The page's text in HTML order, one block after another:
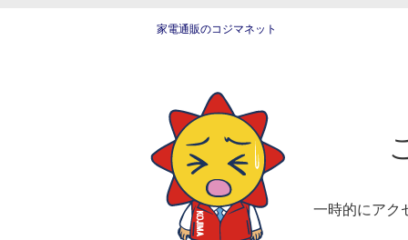
家電通販のコジマネット
一時的にアク